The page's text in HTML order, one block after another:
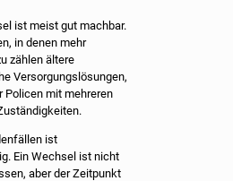
ist meist gut machbar.
in denen mehr
zählen ältere
Versorgungslösungen,
Policen mit mehreren
ist
Ein Wechsel ist nicht
aber der Zeitpunkt